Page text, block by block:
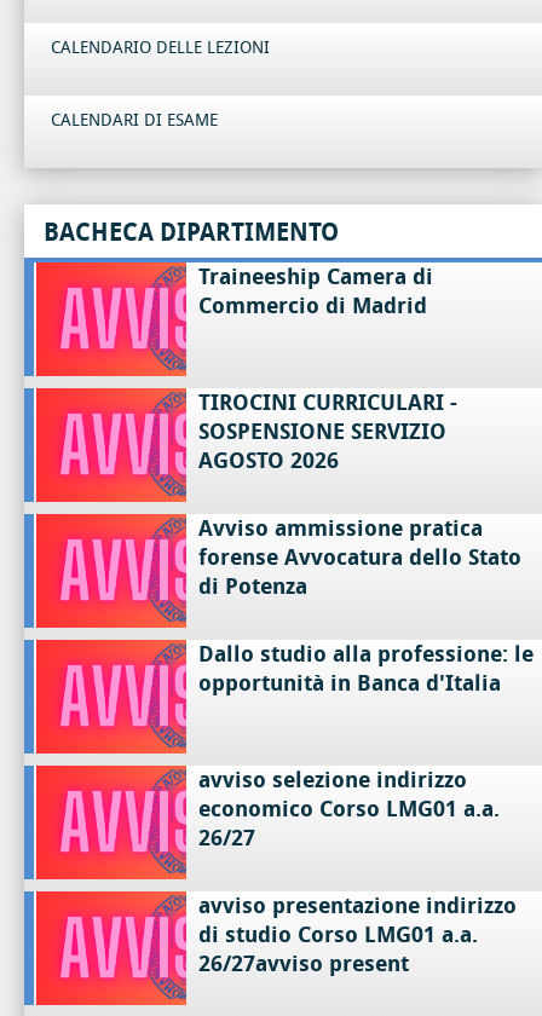
CALENDARIO DELLE LEZIONI
CALENDARI DI ESAME
BACHECA DIPARTIMENTO
Traineeship Camera di
Commercio di Madrid
TIROCINI CURRICULARI -
SOSPENSIONE SERVIZIO
AGOSTO 2026
Avviso ammissione pratica
forense Avvocatura dello Stato
di Potenza
Dallo studio alla professione: le
opportunità in Banca d'Italia
avviso selezione indirizzo
economico Corso LMG01 a.a.
26/27
avviso presentazione indirizzo
di studio Corso LMG01 a.a.
26/27avviso present